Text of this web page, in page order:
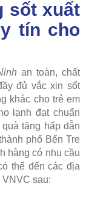
sốt xuất
tín cho
an toàn, chất
đủ vắc xin sốt
khác cho trẻ em
lạnh đạt chuẩn
tặng hấp dẫn
phố Bến Tre
hàng có nhu cầu
thể đến các địa
VNVC sau: